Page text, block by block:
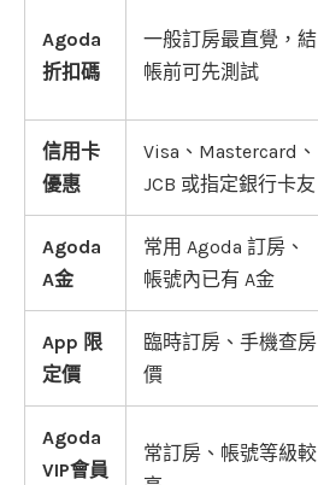
Agoda
折扣碼
一般訂房最直覺，結
帳前可先測試
信用卡
優惠
Visa、Mastercard、
JCB 或指定銀行卡友
Agoda
A金
常用 Agoda 訂房、
帳號內已有 A金
App 限
定價
臨時訂房、手機查房
價
Agoda
VIP會員
常訂房、帳號等級較